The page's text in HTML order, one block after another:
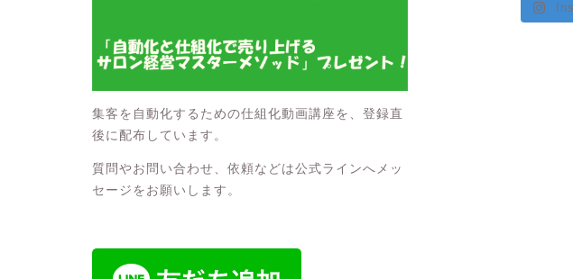
集客を自動化するための仕組化動画講座を、登録直
後に配布しています。
質問やお問い合わせ、依頼などは公式ラインへメッ
セージをお願いします。